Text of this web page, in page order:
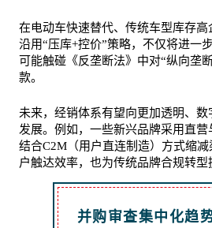
在电动车快速替代、传统车型库存高
沿用“压库+控价”策略，不仅将进一
可能触碰《反垄断法》中对“纵向垄
款。
未来，经销体系有望向更加透明、数
发展。例如，一些新兴品牌采用直营
结合C2M （用户直连制造）方式缩
户触达效率，也为传统品牌合规转型
并购审查集中化趋